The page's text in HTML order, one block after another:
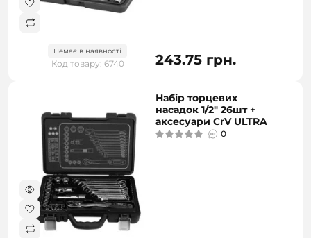
Немає в наявності
Код товару: 6740 243.75 грн.
Набір торцевих
насадок 1/2" 26шт +
аксесуари CrV ULTRA
0